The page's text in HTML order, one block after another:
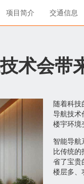
项目简介 交通信息
术会带
随着科技
导航技术
楼宇环境
智能导航
比传统
省了宝贵
楼层多、